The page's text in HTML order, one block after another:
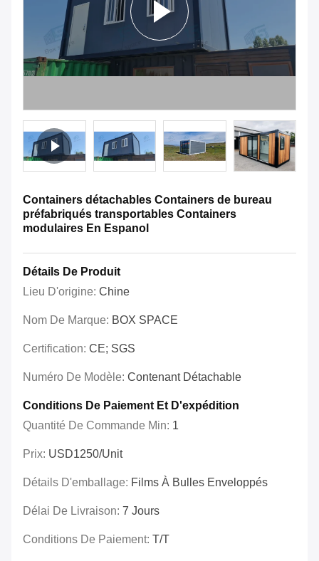
Containers détachables Containers de bureau
préfabriqués transportables Containers
modulaires En Espanol
Détails De Produit
Lieu D'origine: Chine
Nom De Marque: BOX SPACE
Certification: CE; SGS
Numéro De Modèle: Contenant Détachable
Conditions De Paiement Et D'expédition
Quantité De Commande Min: 1
Prix: USD1250/unit
Détails D'emballage: Films À Bulles Enveloppés
Délai De Livraison: 7 Jours
Conditions De Paiement: T/T